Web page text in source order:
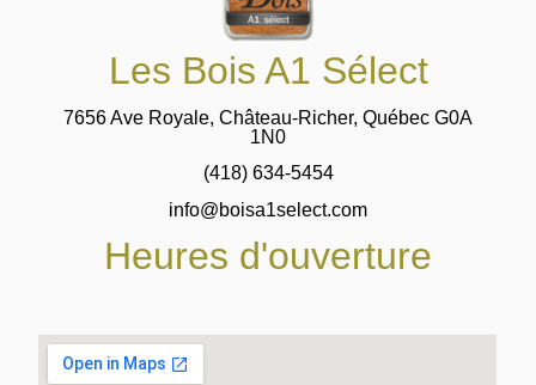
Les Bois A1 Sélect
7656 Ave Royale, Château-Richer, Québec G0A
1N0
(418) 634-5454
info@boisa1select.com
Heures d'ouverture